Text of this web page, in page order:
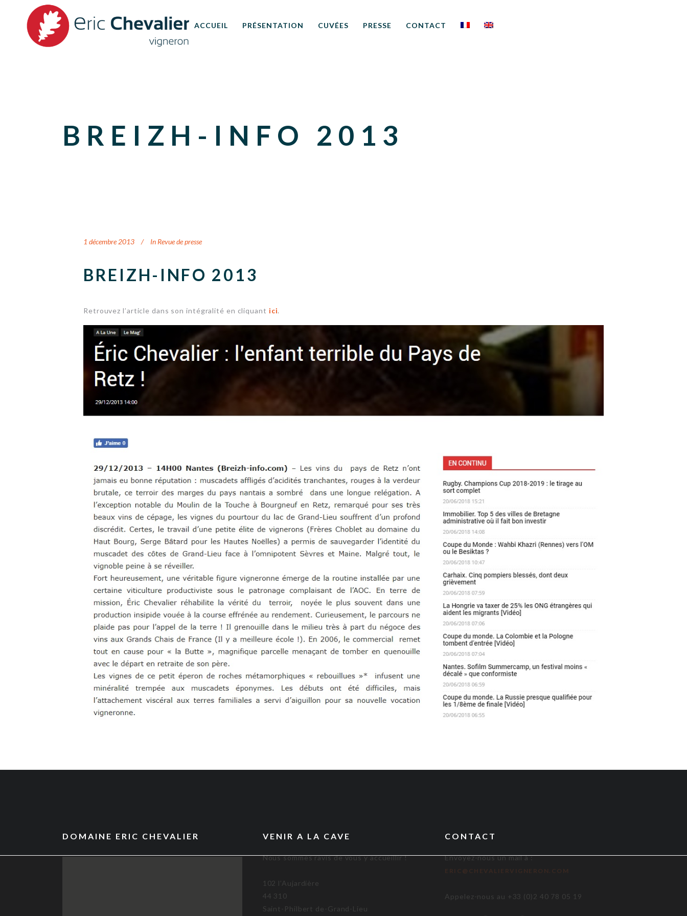
ACCUEIL PRÉSENTATION CUVÉES PRESSE CONTACT
BREIZH-INFO 2013
1 décembre 2013 In Revue de presse
BREIZH-INFO 2013
Retrouvez l’article dans son intégralité en cliquant ici.
DOMAINE ERIC CHEVALIER VENIR A LA CAVE
Nous sommes ravis de vous y accueillir !
102 l’Aujardière
44 310
Saint-Philbert de-Grand-Lieu
CONTACT
Envoyez-nous un mail à :
ERIC@CHEVALIERVIGNERON.COM
Appelez-nous au +33 (0)2 40 78 05 19